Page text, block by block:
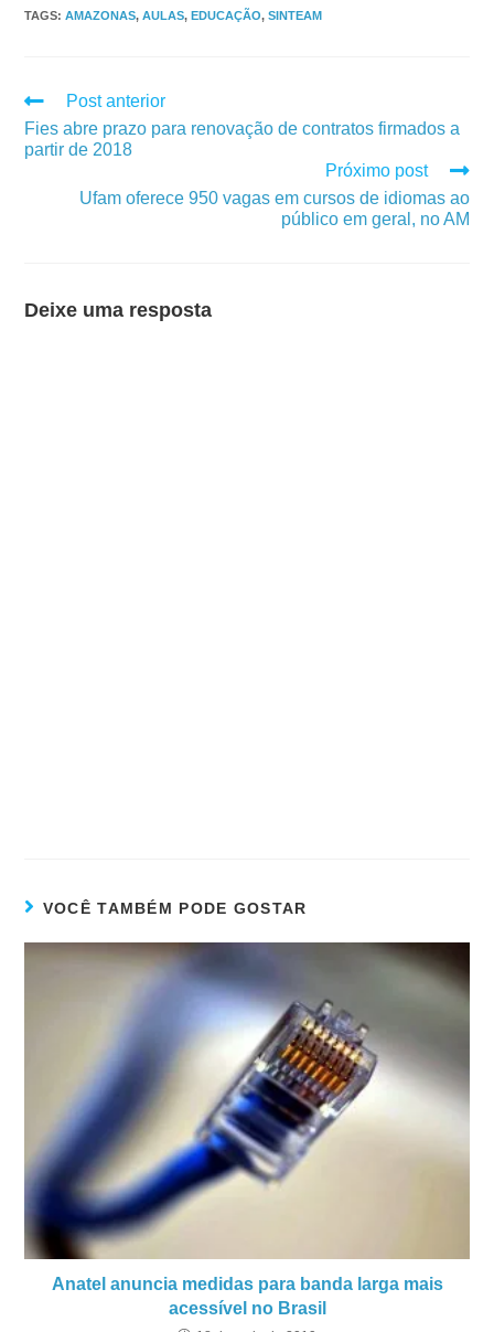
TAGS:AMAZONAS, AULAS, EDUCAÇÃO, SINTEAM
Post anterior
Fies abre prazo para renovação de contratos firmados a
partir de 2018
Próximo post
Ufam oferece 950 vagas em cursos de idiomas ao
público em geral, no AM
Deixe uma resposta
VOCÊ TAMBÉM PODE GOSTAR
Anatel anuncia medidas para banda larga mais
acessível no Brasil